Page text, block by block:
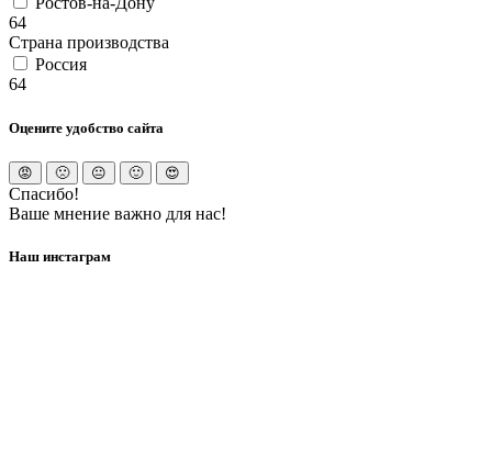
64
Страна производства
Россия
64
Оцените удобство сайта
Спасибо!
Ваше мнение важно для нас!
Наш инстаграм